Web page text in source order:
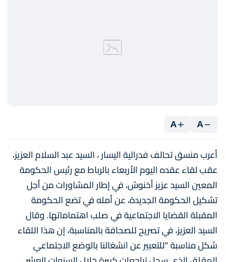
A
A
أعرب منسق تحالف فدرالية اليسار ، السيد عبد السلام العزيز،
عقب لقاء عقده اليوم الأربعاء بالرباط مع رئيس الحكومة
المعين السيد عزيز أخنوش، في إطار المشاورات من أجل
تشكيل الحكومة الجديدة، عن أمله في تضع الحكومة
المقبلة القضايا الاجتماعية في صلب اهتماماتها. وقال
السيد العزيز، في تصريح للصحافة بالمناسبة، إن هذا اللقاء
شكل مناسبة "للتعبير عن انشغالنا بالوضع الاجتماعي